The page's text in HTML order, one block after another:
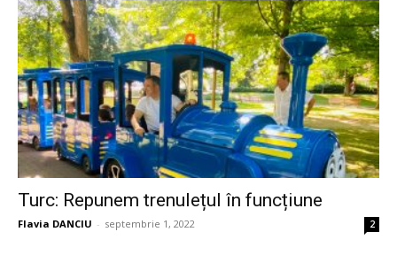
Turc: Repunem trenulețul în funcțiune
Flavia DANCIU - septembrie 1, 2022 2